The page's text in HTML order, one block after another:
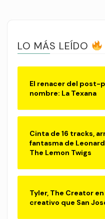
LO MÁS LEÍDO
El renacer del post-
nombre: La Texana
Cinta de 16 tracks,
fantasma de
The Lemon Twigs
Tyler, The Creator
creativo que San